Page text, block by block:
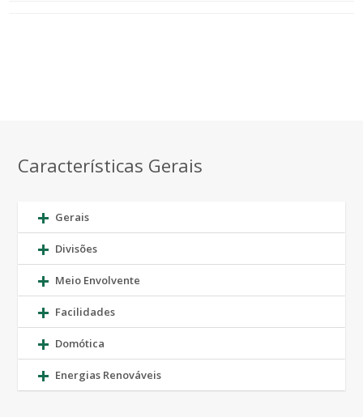
Características Gerais
Gerais
Divisões
Meio Envolvente
Facilidades
Domótica
Energias Renováveis